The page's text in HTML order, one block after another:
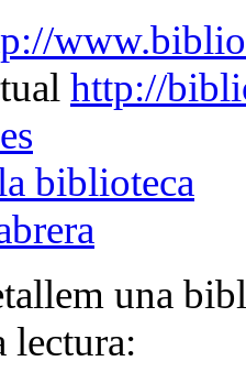
http://
biblioteca
una
lectura: